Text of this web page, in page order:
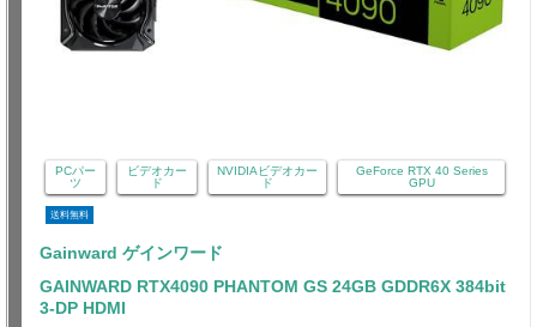
PCパー
ツ
ビデオカー
ド
NVIDIAビデオカー
ド
GeForce RTX 40 Series
GPU
送料無料
Gainward ゲインワード
GAINWARD RTX4090 PHANTOM GS 24GB GDDR6X 384bit
3-DP HDMI